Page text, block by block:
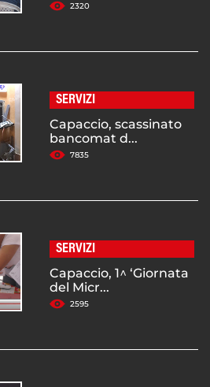
2320
SERVIZI
Capaccio, scassinato
bancomat d...
7835
SERVIZI
Capaccio, 1^ ‘Giornata
del Micr...
2595